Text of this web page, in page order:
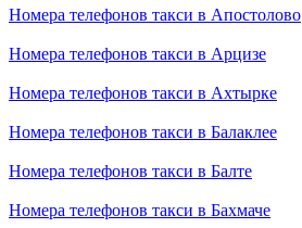
Номера телефонов такси в Апостолово
Номера телефонов такси в Арцизе
Номера телефонов такси в Ахтырке
Номера телефонов такси в Балаклее
Номера телефонов такси в Балте
Номера телефонов такси в Бахмаче